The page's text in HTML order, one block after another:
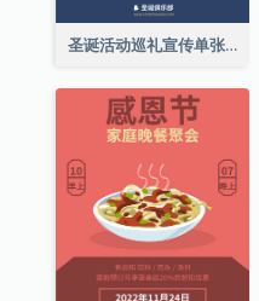
圣诞活动巡礼宣传单张(附介绍)